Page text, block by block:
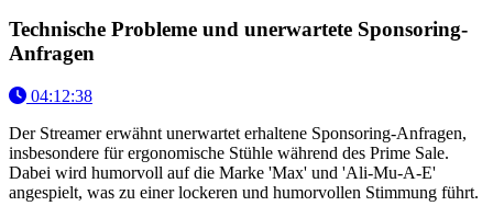
Technische Probleme und unerwartete Sponsoring-
Anfragen
04:12:38
Der Streamer erwähnt unerwartet erhaltene Sponsoring-Anfragen,
insbesondere für ergonomische Stühle während des Prime Sale.
Dabei wird humorvoll auf die Marke 'Max' und 'Ali-Mu-A-E'
angespielt, was zu einer lockeren und humorvollen Stimmung führt.